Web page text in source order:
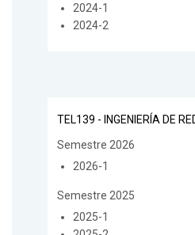
2024-1
2024-2
TEL139 - INGENIERÍA DE
Semestre 2026
2026-1
Semestre 2025
2025-1